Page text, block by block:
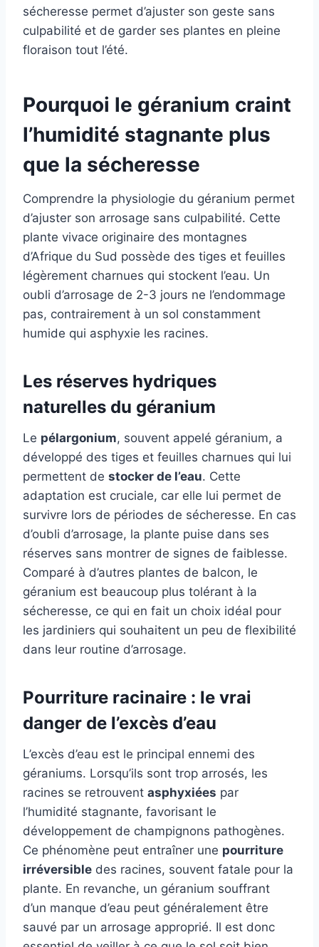
sécheresse permet d’ajuster son geste sans
culpabilité et de garder ses plantes en pleine
floraison tout l’été.
Pourquoi le géranium craint
l’humidité stagnante plus
que la sécheresse
Comprendre la physiologie du géranium permet
d’ajuster son arrosage sans culpabilité. Cette
plante vivace originaire des montagnes
d’Afrique du Sud possède des tiges et feuilles
légèrement charnues qui stockent l’eau. Un
oubli d’arrosage de 2-3 jours ne l’endommage
pas, contrairement à un sol constamment
humide qui asphyxie les racines.
Les réserves hydriques
naturelles du géranium
Le pélargonium, souvent appelé géranium, a
développé des tiges et feuilles charnues qui lui
permettent de stocker de l’eau. Cette
adaptation est cruciale, car elle lui permet de
survivre lors de périodes de sécheresse. En cas
d’oubli d’arrosage, la plante puise dans ses
réserves sans montrer de signes de faiblesse.
Comparé à d’autres plantes de balcon, le
géranium est beaucoup plus tolérant à la
sécheresse, ce qui en fait un choix idéal pour
les jardiniers qui souhaitent un peu de flexibilité
dans leur routine d’arrosage.
Pourriture racinaire : le vrai
danger de l’excès d’eau
L’excès d’eau est le principal ennemi des
géraniums. Lorsqu’ils sont trop arrosés, les
racines se retrouvent asphyxiées par
l’humidité stagnante, favorisant le
développement de champignons pathogènes.
Ce phénomène peut entraîner une pourriture
irréversible des racines, souvent fatale pour la
plante. En revanche, un géranium souffrant
d’un manque d’eau peut généralement être
sauvé par un arrosage approprié. Il est donc